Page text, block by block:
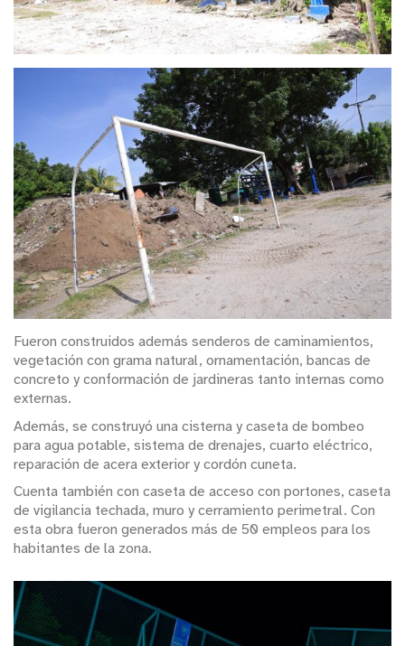
Fueron construidos además senderos de caminamientos,
vegetación con grama natural, ornamentación, bancas de
concreto y conformación de jardineras tanto internas como
externas.
Además, se construyó una cisterna y caseta de bombeo
para agua potable, sistema de drenajes, cuarto eléctrico,
reparación de acera exterior y cordón cuneta.
Cuenta también con caseta de acceso con portones, caseta
de vigilancia techada, muro y cerramiento perimetral. Con
esta obra fueron generados más de 50 empleos para los
habitantes de la zona.